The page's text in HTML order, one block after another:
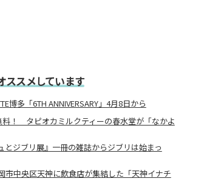
ススメしています
博多「6TH ANNIVERSARY」4月8日から
！ タピオカミルクティーの春水堂が「なかよ
ジブリ展』一冊の雑誌からジブリは始まっ
中央区天神に飲食店が集結した「天神イナチ